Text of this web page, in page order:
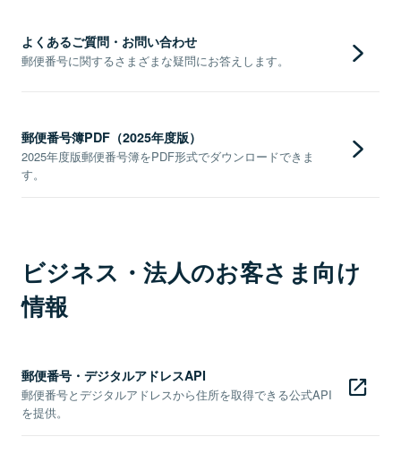
よくあるご質問・お問い合わせ
郵便番号に関するさまざまな疑問にお答えします。
郵便番号簿PDF（2025年度版）
2025年度版郵便番号簿をPDF形式でダウンロードできま
す。
ビジネス・法人のお客さま向け
情報
郵便番号・デジタルアドレスAPI
郵便番号とデジタルアドレスから住所を取得できる公式API
を提供。